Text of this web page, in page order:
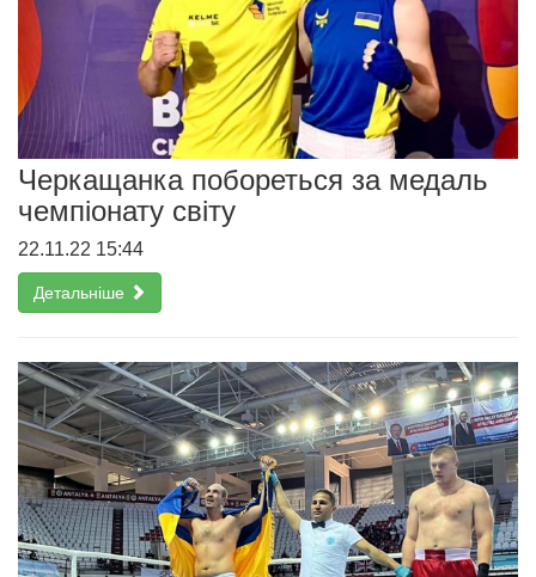
Черкащанка побореться за медаль
чемпіонату світу
22.11.22 15:44
Детальніше